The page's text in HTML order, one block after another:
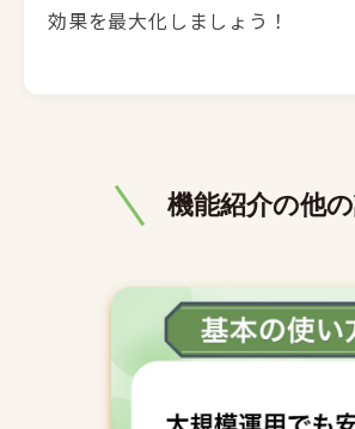
効果を最大化しましょう！
機能紹介の他